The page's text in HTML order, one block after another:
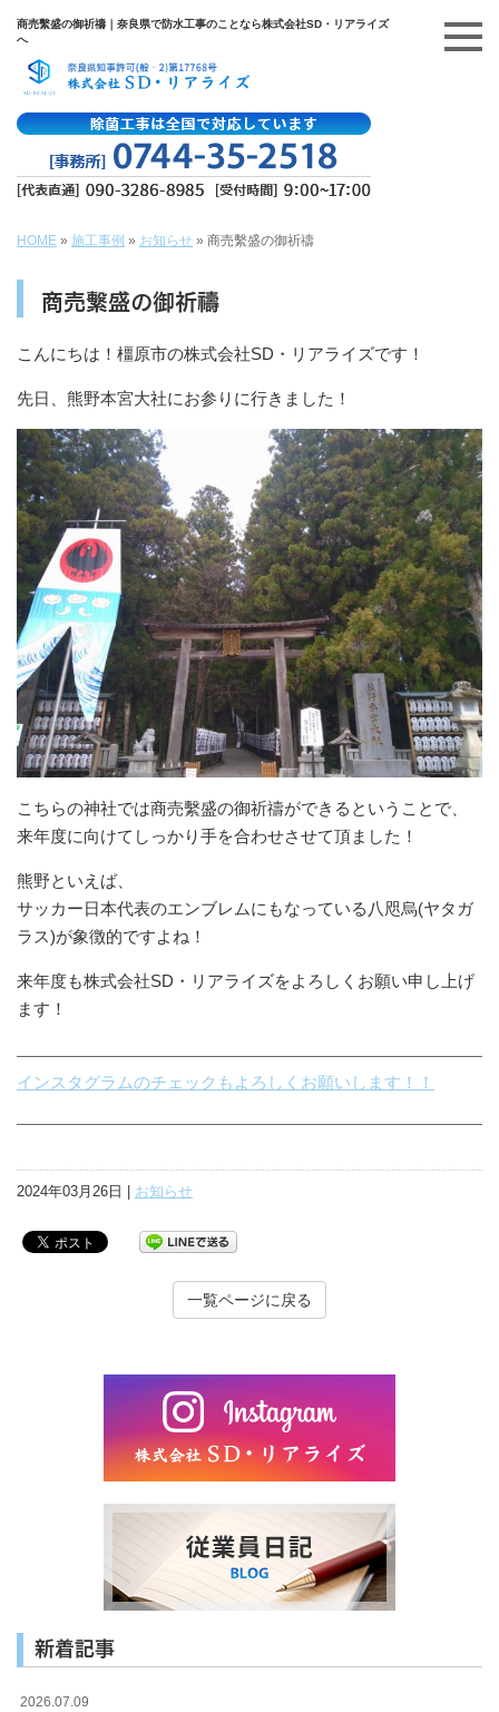
商売繫盛の御祈禱｜奈良県で防水工事のことなら株式会社SD・リアライズ
へ
HOME » 施工事例 » お知らせ » 商売繫盛の御祈禱
商売繫盛の御祈禱
こんにちは！橿原市の株式会社SD・リアライズです！
先日、熊野本宮大社にお参りに行きました！
こちらの神社では商売繫盛の御祈禱ができるということで、
来年度に向けてしっかり手を合わせさせて頂ました！
熊野といえば、
サッカー日本代表のエンブレムにもなっている八咫烏(ヤタガ
ラス)が象徴的ですよね！
来年度も株式会社SD・リアライズをよろしくお願い申し上げ
ます！
インスタグラムのチェックもよろしくお願いします！！
2024年03月26日 | お知らせ
一覧ページに戻る
新着記事
2026.07.09